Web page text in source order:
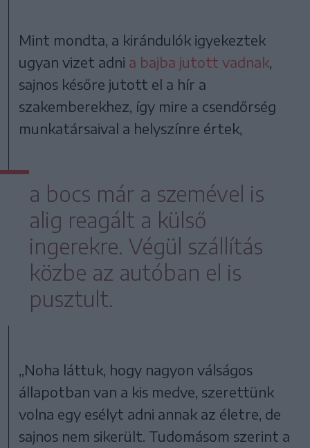
Mint mondta, a kirándulók igyekeztek
ugyan vizet adni a bajba jutott vadnak
sajnos későre jutott el a hír a
szakemberekhez, így mire a csendőrség
munkatársaival a helyszínre értek,
a bocs már a szemével is
alig reagált a külső
ingerekre. Végül szállítás
közbe az autóban el is
pusztult.
„Noha láttuk, hogy nagyon válságos
állapotban van a kis medve, szerettünk
volna egy esélyt adni annak az életre, de
sajnos nem sikerült. Tudomásom szerint a